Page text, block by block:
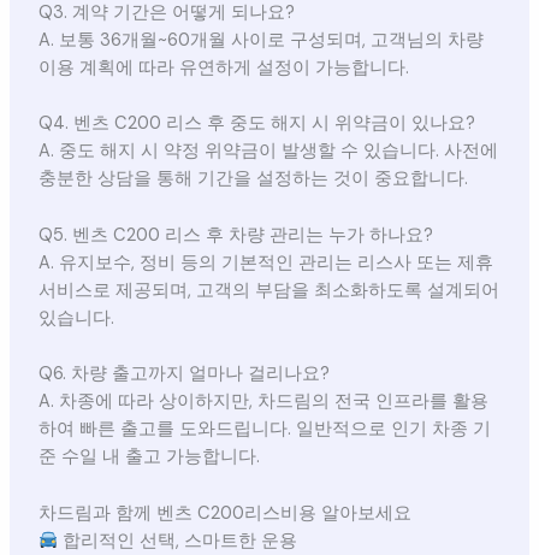
Q3. 계약 기간은 어떻게 되나요?
A. 보통 36개월~60개월 사이로 구성되며, 고객님의 차량
이용 계획에 따라 유연하게 설정이 가능합니다.
Q4. 벤츠 C200 리스 후 중도 해지 시 위약금이 있나요?
A. 중도 해지 시 약정 위약금이 발생할 수 있습니다. 사전에
충분한 상담을 통해 기간을 설정하는 것이 중요합니다.
Q5. 벤츠 C200 리스 후 차량 관리는 누가 하나요?
A. 유지보수, 정비 등의 기본적인 관리는 리스사 또는 제휴
서비스로 제공되며, 고객의 부담을 최소화하도록 설계되어
있습니다.
Q6. 차량 출고까지 얼마나 걸리나요?
A. 차종에 따라 상이하지만, 차드림의 전국 인프라를 활용
하여 빠른 출고를 도와드립니다. 일반적으로 인기 차종 기
준 수일 내 출고 가능합니다.
차드림과 함께 벤츠 C200리스비용 알아보세요
합리적인 선택, 스마트한 운용